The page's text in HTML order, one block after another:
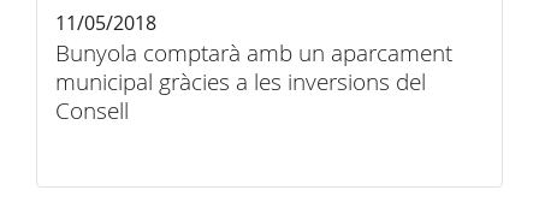
Bunyola comptarà amb un aparcament
municipal gràcies a les inversions del
Consell
11/05/2018